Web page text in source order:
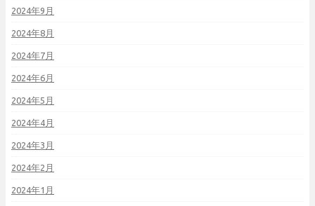
2024年9月
2024年8月
2024年7月
2024年6月
2024年5月
2024年4月
2024年3月
2024年2月
2024年1月